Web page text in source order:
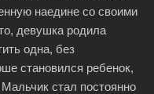
наедине со своими
девушка родила
одна, без
становился ребенок,
стал постоянно